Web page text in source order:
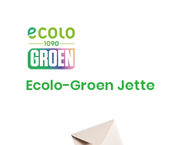
Ecolo-Groen Jette